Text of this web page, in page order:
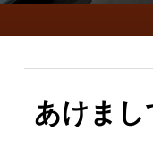
あけま